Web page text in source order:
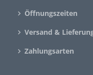
Öffnungszeiten
Versand &
Zahlungsarten